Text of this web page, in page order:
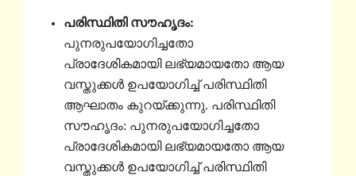
പരിസ്ഥിതി സൗഹൃദം:
പുനരുപയോഗിച്ചതോ
പ്രാദേശികമായി ലഭ്യമായതോ ആയ
വസ്തുക്കൾ ഉപയോഗിച്ച് പരിസ്ഥിതി
ആഘാതം കുറയ്ക്കുന്നു. പരിസ്ഥിതി
സൗഹൃദം: പുനരുപയോഗിച്ചതോ
പ്രാദേശികമായി ലഭ്യമായതോ ആയ
വസ്തുക്കൾ ഉപയോഗിച്ച് പരിസ്ഥിതി